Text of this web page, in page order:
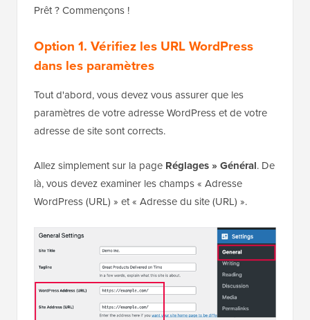
Prêt ? Commençons !
Option 1. Vérifiez les URL WordPress
dans les paramètres
Tout d'abord, vous devez vous assurer que les
paramètres de votre adresse WordPress et de votre
adresse de site sont corrects.
Allez simplement sur la page Réglages » Général. De
là, vous devez examiner les champs « Adresse
WordPress (URL) » et « Adresse du site (URL) ».